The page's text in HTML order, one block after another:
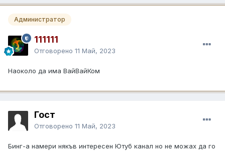
Администратор
111111
Отговорено 11 Май, 2023
Наоколо да има ВайВайКом
Гост
Отговорено 11 Май, 2023
Бинг-а намери някъв интересен Ютуб канал но не можах да го